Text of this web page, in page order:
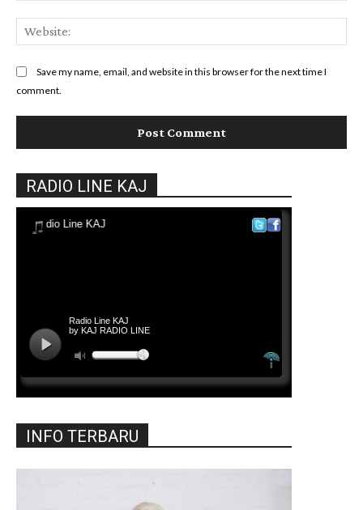
Save my name, email, and website in this browser for the next time I
comment.
RADIO LINE KAJ
INFO TERBARU